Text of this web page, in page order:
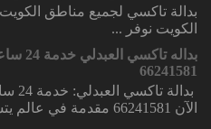
بدالة تاكسي لجميع مناطق
الكويت نوفر ...
بداله
66241581
الآن 66241581 مقدمة في عالم يتسم ...